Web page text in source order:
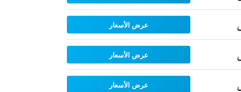
عرض الأسعار
عرض الأسعار
عرض الأسعار